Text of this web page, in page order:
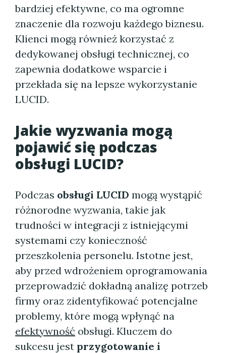
bardziej efektywne, co ma ogromne
znaczenie dla rozwoju każdego biznesu.
Klienci mogą również korzystać z
dedykowanej obsługi technicznej, co
zapewnia dodatkowe wsparcie i
przekłada się na lepsze wykorzystanie
LUCID.
Jakie wyzwania mogą
pojawić się podczas
obsługi LUCID?
Podczas obsługi LUCID mogą wystąpić
różnorodne wyzwania, takie jak
trudności w integracji z istniejącymi
systemami czy konieczność
przeszkolenia personelu. Istotne jest,
aby przed wdrożeniem oprogramowania
przeprowadzić dokładną analizę potrzeb
firmy oraz zidentyfikować potencjalne
problemy, które mogą wpłynąć na
efektywność obsługi. Kluczem do
sukcesu jest przygotowanie i